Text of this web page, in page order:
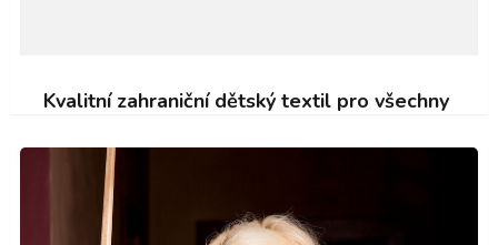
Kvalitní zahraniční dětský textil pro všechny